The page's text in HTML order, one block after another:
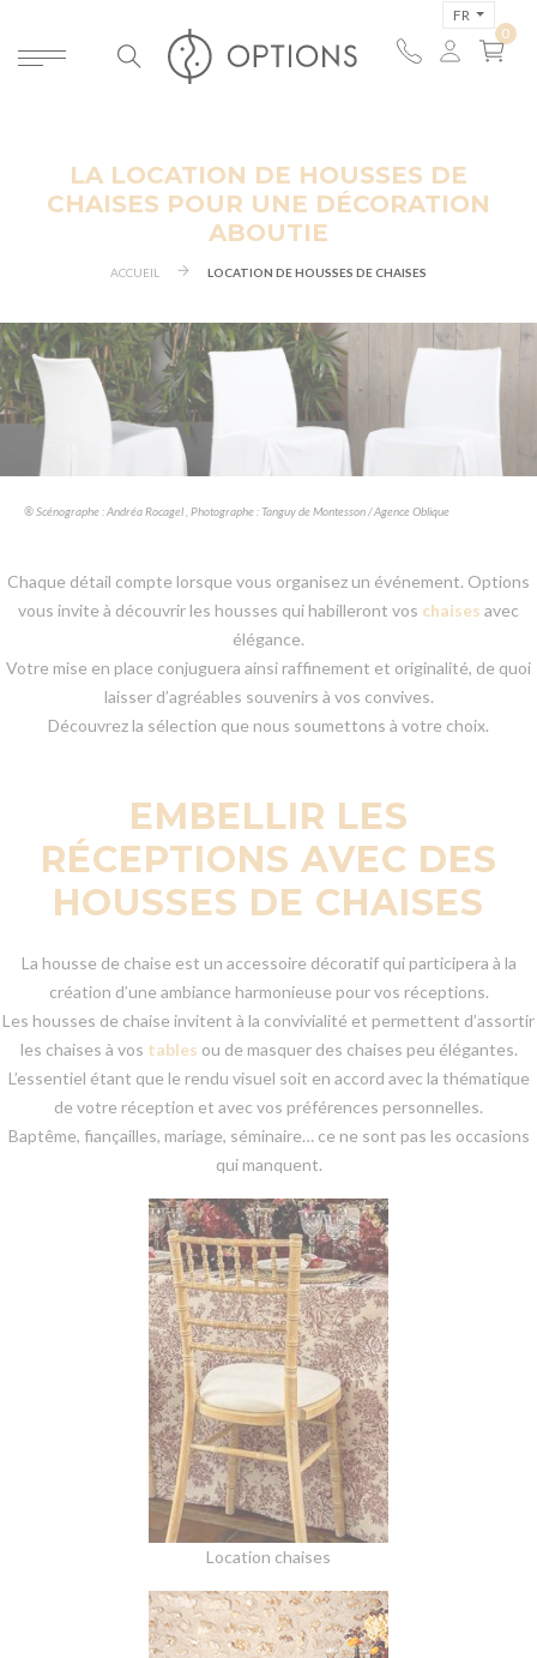
FR
LA LOCATION DE HOUSSES DE
CHAISES POUR UNE DÉCORATION
ABOUTIE
ACCUEIL LOCATION DE HOUSSES DE CHAISES
® Scénographe : Andréa Rocagel , Photographe : Tanguy de Montesson / Agence Oblique
Chaque détail compte lorsque vous organisez un événement. Options
vous invite à découvrir les housses qui habilleront vos chaises avec
élégance.
Votre mise en place conjuguera ainsi raffinement et originalité, de quoi
laisser d’agréables souvenirs à vos convives.
Découvrez la sélection que nous soumettons à votre choix.
EMBELLIR LES
RÉCEPTIONS AVEC DES
HOUSSES DE CHAISES
La housse de chaise est un accessoire décoratif qui participera à la
création d’une ambiance harmonieuse pour vos réceptions.
Les housses de chaise invitent à la convivialité et permettent d’assortir
les chaises à vos tables ou de masquer des chaises peu élégantes.
L’essentiel étant que le rendu visuel soit en accord avec la thématique
de votre réception et avec vos préférences personnelles.
Baptême, fiançailles, mariage, séminaire… ce ne sont pas les occasions
qui manquent.
Location chaises